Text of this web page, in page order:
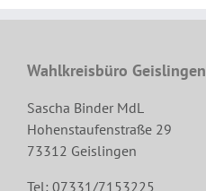
Wahlkreisbüro Geislingen
Sascha Binder MdL
Hohenstaufenstraße 29
73312 Geislingen
Tel: 07331/7153225